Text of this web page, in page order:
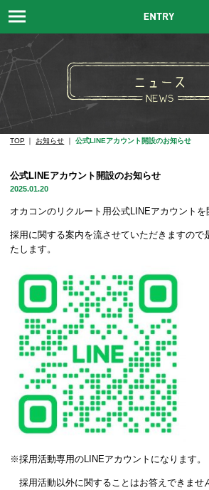
TOP お知らせ 公式LINEアカウント開設のお知らせ
公式LINEアカウント開設のお知らせ
2025.01.20
オカコンのリクルート用公式LINEアカウントを
採用に関する案内を流させていただきますので
たします。
※採用活動専用のLINEアカウントになります。
採用活動以外に関することはお答えできませ